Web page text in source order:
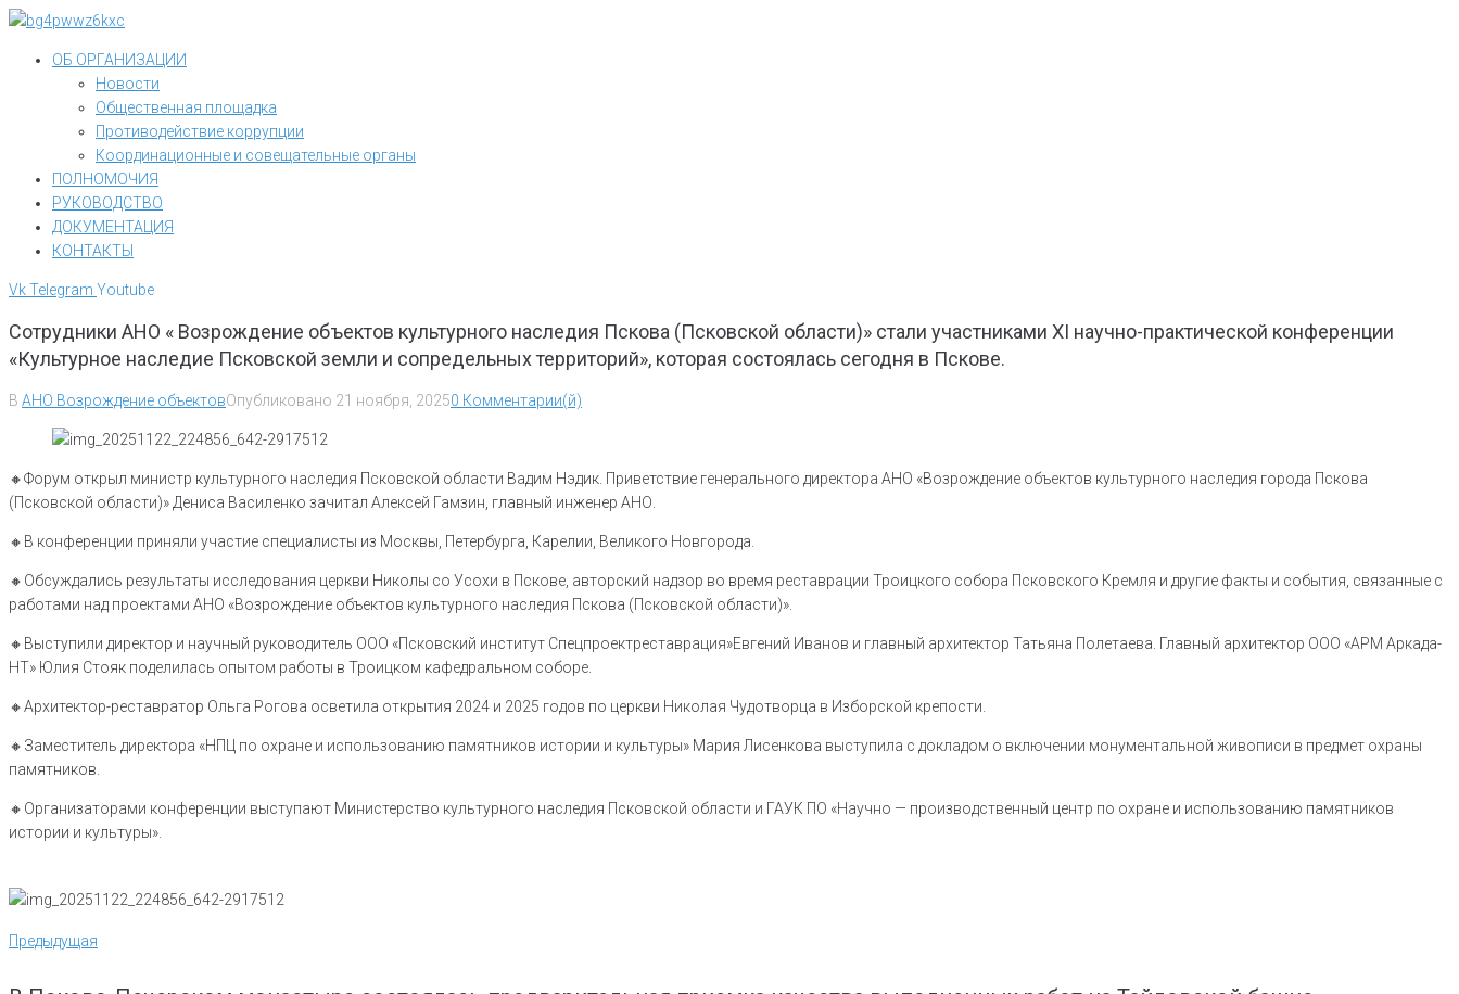
Перейти
контентуОБ ОРГАНИЗАЦИИ
Новости
Общественная площадка
Противодействие коррупции
Координационные и совещательные органы
ПОЛНОМОЧИЯ
РУКОВОДСТВО
ДОКУМЕНТАЦИЯ
КОНТАКТЫ
VkTelegram Youtube
Сотрудники АНО « Возрождение объектов культурного наследия Пскова (Псковской области)» стали участниками XI научно-практической конференции
«Культурное наследие Псковской земли и сопредельных территорий», которая состоялась сегодня в Пскове.
В АНО Возрождение объектовОпубликовано 21 ноября, 20250 Комментарии(й)
🔸Форум открыл министр культурного наследия Псковской области Вадим Нэдик. Приветствие генерального директора АНО «Возрождение объектов культурного наследия города Пскова
(Псковской области)» Дениса Василенко зачитал Алексей Гамзин, главный инженер АНО.
🔸В конференции приняли участие специалисты из Москвы, Петербурга, Карелии, Великого Новгорода.
🔸Обсуждались результаты исследования церкви Николы со Усохи в Пскове, авторский надзор во время реставрации Троицкого собора Псковского Кремля и другие факты и события, связанные с
работами над проектами АНО «Возрождение объектов культурного наследия Пскова (Псковской области)».
🔸Выступили директор и научный руководитель ООО «Псковский институт Спецпроектреставрация»Евгений Иванов и главный архитектор Татьяна Полетаева. Главный архитектор ООО «АРМ Аркада-
НТ» Юлия Стояк поделилась опытом работы в Троицком кафедральном соборе.
🔸Архитектор-реставратор Ольга Рогова осветила открытия 2024 и 2025 годов по церкви Николая Чудотворца в Изборской крепости.
🔸Заместитель директора «НПЦ по охране и использованию памятников истории и культуры» Мария Лисенкова выступила с докладом о включении монументальной живописи в предмет охраны
памятников.
🔸Организаторами конференции выступают Министерство культурного наследия Псковской области и ГАУК ПО «Научно — производственный центр по охране и использованию памятников
истории и культуры».
Навигация
Предыдущая
Предыдущая